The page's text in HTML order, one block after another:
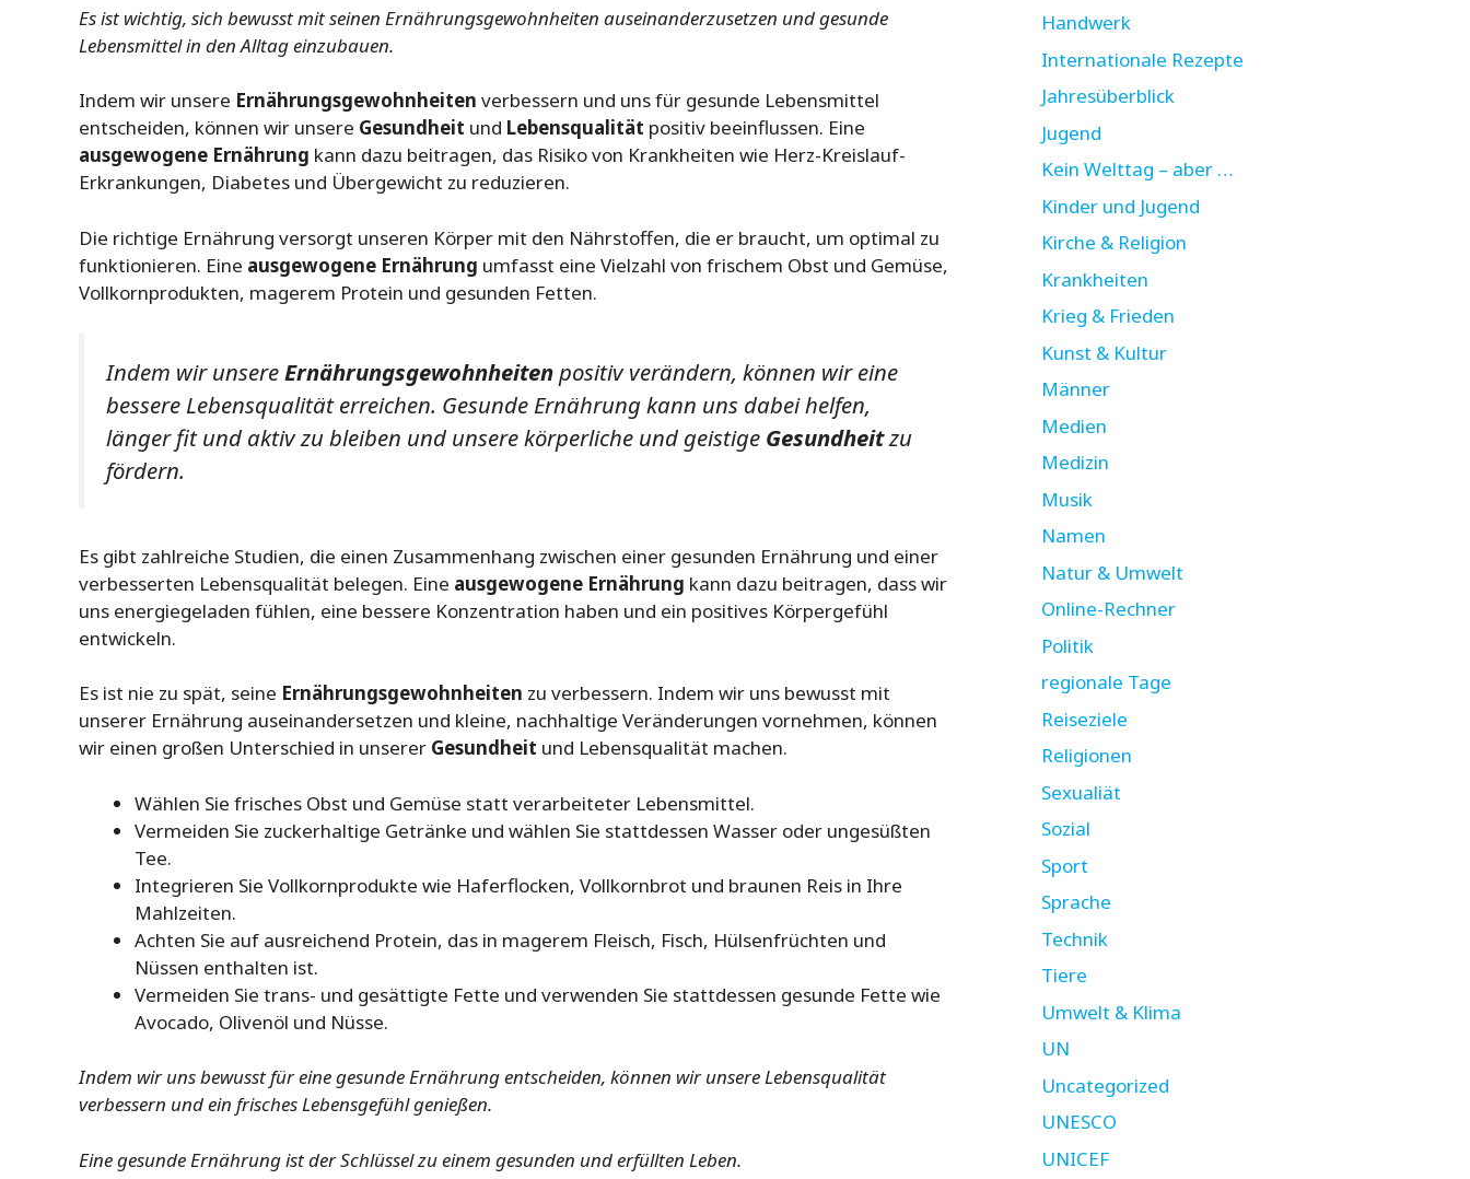
Es ist wichtig, sich bewusst mit seinen Ernährungsgewohnheiten auseinanderzusetzen und gesunde
Lebensmittel in den Alltag einzubauen.
Indem wir unsere Ernährungsgewohnheiten verbessern und uns für gesunde Lebensmittel
entscheiden, können wir unsere Gesundheit und Lebensqualität positiv beeinflussen. Eine
ausgewogene Ernährung kann dazu beitragen, das Risiko von Krankheiten wie Herz-Kreislauf-
Erkrankungen, Diabetes und Übergewicht zu reduzieren.
Die richtige Ernährung versorgt unseren Körper mit den Nährstoffen, die er braucht, um optimal zu
funktionieren. Eine ausgewogene Ernährung umfasst eine Vielzahl von frischem Obst und Gemüse,
Vollkornprodukten, magerem Protein und gesunden Fetten.
Indem wir unsereErnährungsgewohnheitenpositiv verändern, können wir eine
bessere Lebensqualität erreichen. Gesunde Ernährung kann uns dabei helfen,
länger fit und aktiv zu bleiben und unsere körperliche und geistige Gesundheitzu
fördern.
Es gibt zahlreiche Studien, die einen Zusammenhang zwischen einer gesunden Ernährung und einer
verbesserten Lebensqualität belegen. Eine ausgewogene Ernährung kann dazu beitragen, dass wir
uns energiegeladen fühlen, eine bessere Konzentration haben und ein positives Körpergefühl
entwickeln.
Es ist nie zu spät, seine Ernährungsgewohnheiten zu verbessern. Indem wir uns bewusst mit
unserer Ernährung auseinandersetzen und kleine, nachhaltige Veränderungen vornehmen, können
wir einen großen Unterschied in unserer Gesundheit und Lebensqualität machen.
Wählen Sie frisches Obst und Gemüse statt verarbeiteter Lebensmittel.
Vermeiden Sie zuckerhaltige Getränke und wählen Sie stattdessen Wasser oder ungesüßten
Tee.
Integrieren Sie Vollkornprodukte wie Haferflocken, Vollkornbrot und braunen Reis in Ihre
Mahlzeiten.
Achten Sie auf ausreichend Protein, das in magerem Fleisch, Fisch, Hülsenfrüchten und
Nüssen enthalten ist.
Vermeiden Sie trans- und gesättigte Fette und verwenden Sie stattdessen gesunde Fette wie
Avocado, Olivenöl und Nüsse.
Indem wir uns bewusst für eine gesunde Ernährung entscheiden, können wir unsere Lebensqualität
verbessern und ein frisches Lebensgefühl genießen.
Eine gesunde Ernährung ist der Schlüssel zu einem gesunden und erfüllten Leben.
Handwerk
Internationale Rezepte
Jahresüberblick
Jugend
Kein Welttag – aber …
Kinder und Jugend
Kirche & Religion
Krankheiten
Krieg & Frieden
Kunst & Kultur
Männer
Medien
Medizin
Musik
Namen
Natur & Umwelt
Online-Rechner
Politik
regionale Tage
Reiseziele
Religionen
Sexualiät
Sozial
Sport
Sprache
Technik
Tiere
Umwelt & Klima
UN
Uncategorized
UNESCO
UNICEF